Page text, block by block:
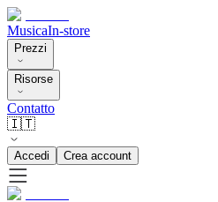
MusicaIn-store
Prezzi
Risorse
Contatto
🇮🇹
Accedi Crea account